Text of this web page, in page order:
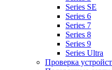
Series SE
Series 6
Series 7
Series 8
Series 9
Series Ultra
Проверка